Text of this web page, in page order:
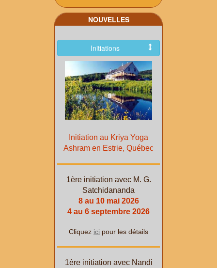
NOUVELLES
Initiations
Initiation au Kriya Yoga
Ashram en Estrie, Québec
1ère initiation avec M. G.
Satchidananda
8 au 10 mai 2026
4 au 6 septembre 2026
Cliquez ici pour les détails
1ère initiation avec Nandi